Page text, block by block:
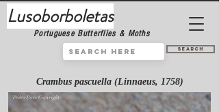
Lusoborboletas
Portuguese Butterflies & Moths
Search
Crambus pascuella (Linnaeus, 1758)